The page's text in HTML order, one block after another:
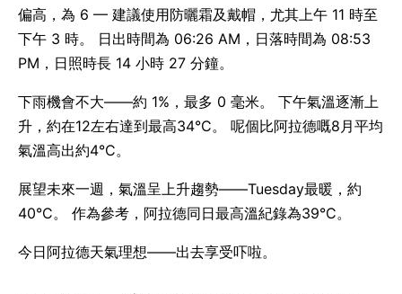
偏高，為 6 — 建議使用防曬霜及戴帽，尤其上午 11 時至
下午 3 時。 日出時間為 06:26 AM，日落時間為 08:53
PM，日照時長 14 小時 27 分鐘。
下雨機會不大——約 1%，最多 0 毫米。 下午氣溫逐漸上
升，約在12左右達到最高34°C。 呢個比阿拉德嘅8月平均
氣溫高出約4°C。
展望未來一週，氣溫呈上升趨勢——Tuesday最暖，約
40°C。 作為參考，阿拉德同日最高溫紀錄為39°C。
今日阿拉德天氣理想——出去享受吓啦。